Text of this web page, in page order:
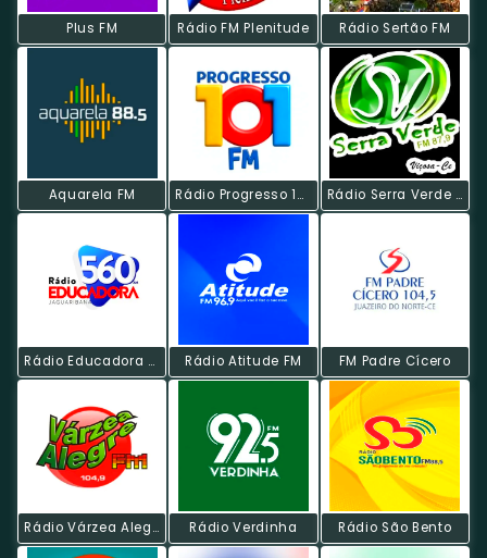
Plus FM Rádio FM Plenitude Rádio Sertão FM
Aquarela FM Rádio Progresso 101 FM Rádio Serra Verde FM
Rádio Educadora Jaguaribana Rádio Atitude FM FM Padre Cícero
Rádio Várzea Alegre FM Rádio Verdinha Rádio São Bento